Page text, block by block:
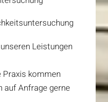
Leistungen
Praxis kommen
auf Anfrage gerne